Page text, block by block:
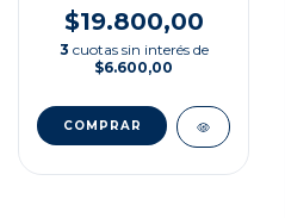
$19.800,00
3 cuotas sin interés de
$6.600,00